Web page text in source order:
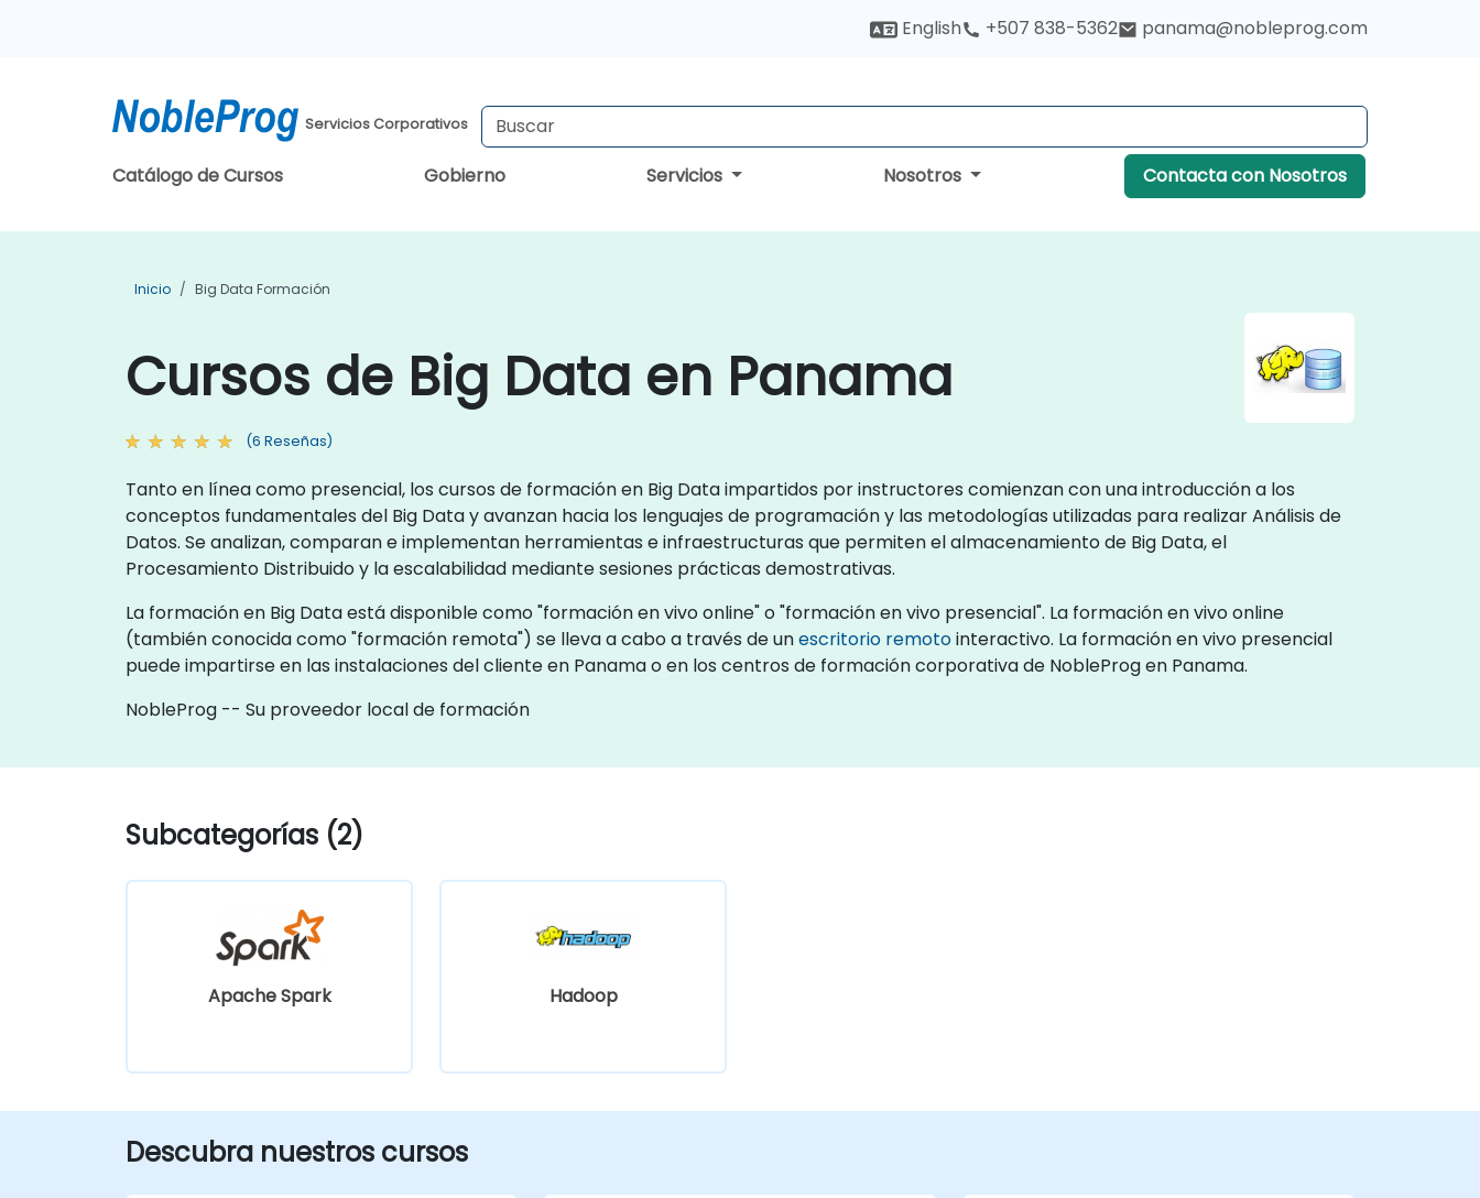
English +507 838-5362 panama@nobleprog.com
Servicios Corporativos
Catálogo de Cursos Gobierno Servicios Nosotros Contacta con Nosotros
Inicio Big Data Formación
Cursos de Big Data en Panama
(6 Reseñas)
Tanto en línea como presencial, los cursos de formación en Big Data impartidos por instructores comienzan con una introducción a los
conceptos fundamentales del Big Data y avanzan hacia los lenguajes de programación y las metodologías utilizadas para realizar Análisis de
Datos. Se analizan, comparan e implementan herramientas e infraestructuras que permiten el almacenamiento de Big Data, el
Procesamiento Distribuido y la escalabilidad mediante sesiones prácticas demostrativas.
La formación en Big Data está disponible como "formación en vivo online" o "formación en vivo presencial". La formación en vivo online
(también conocida como "formación remota") se lleva a cabo a través de unescritorio remotointeractivo. La formación en vivo presencial
puede impartirse en las instalaciones del cliente en Panama o en los centros de formación corporativa de NobleProg en Panama.
NobleProg -- Su proveedor local de formación
Subcategorías (2)
Apache Spark Hadoop
Descubra nuestros cursos